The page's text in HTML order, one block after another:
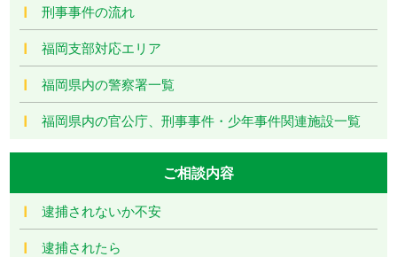
刑事事件の流れ
福岡支部対応エリア
福岡県内の警察署一覧
福岡県内の官公庁、刑事事件・少年事件関連施設一覧
ご相談内容
逮捕されないか不安
逮捕されたら